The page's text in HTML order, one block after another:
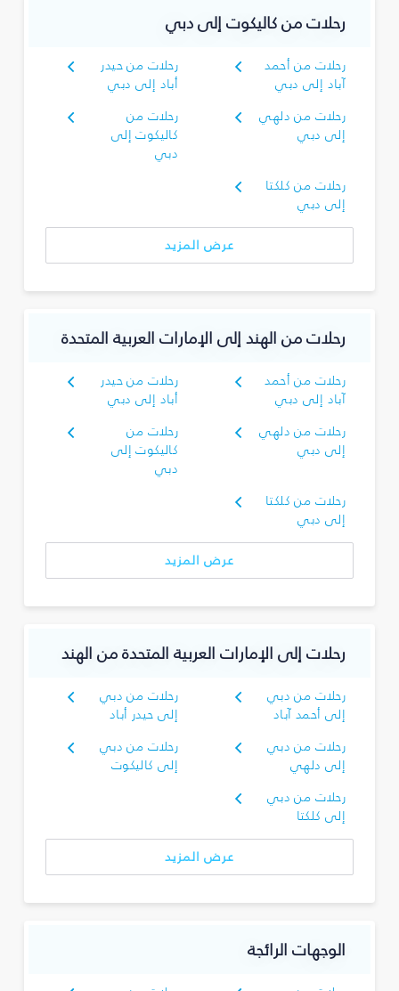
رحلات من كاليكوت إلى دبي
رحلات من أحمد
آباد إلى دبي
رحلات من حيدر
أباد إلى دبي
رحلات من دلهي
إلى دبي
رحلات من
كاليكوت إلى
دبي
رحلات من كلكتا
إلى دبي
عرض المزيد
رحلات من الهند إلى الإمارات العربية المتحدة
رحلات من أحمد
آباد إلى دبي
رحلات من حيدر
أباد إلى دبي
رحلات من دلهي
إلى دبي
رحلات من
كاليكوت إلى
دبي
رحلات من كلكتا
إلى دبي
عرض المزيد
رحلات إلى الإمارات العربية المتحدة من الهند
رحلات من دبي
إلى أحمد آباد
رحلات من دبي
إلى حيدر أباد
رحلات من دبي
إلى دلهي
رحلات من دبي
إلى كاليكوت
رحلات من دبي
إلى كلكتا
عرض المزيد
الوجهات الرائجة